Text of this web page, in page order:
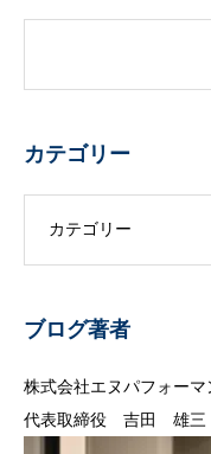
カテゴリー
ブログ著者
株式会社エヌパフォーマ
代表取締役 吉田 雄三